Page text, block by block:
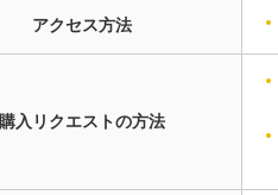
アクセス方法
購入リクエストの方法